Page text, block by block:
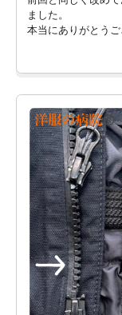
ました。
本当にありがとうご